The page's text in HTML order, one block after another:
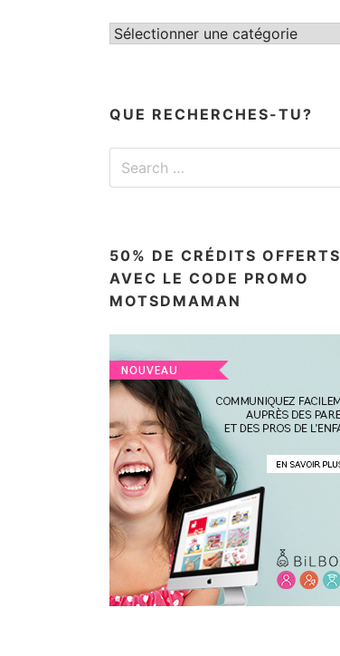
Tous
QUE RECHERCHES-TU?
Search
50% DE CRÉDITS OFFERTS
AVEC LE CODE PROMO
MOTSDMAMAN